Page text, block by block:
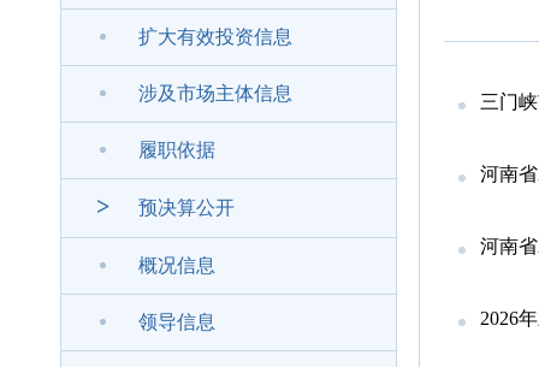
扩大有效投资信息
涉及市场主体信息
履职依据
> 预决算公开
概况信息
领导信息
三门
河南省
河南
2026